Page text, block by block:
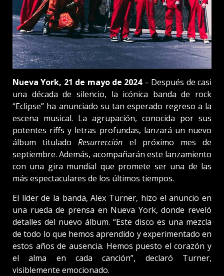
Nueva York, 21 de mayo de 2024– Después de casi
una década de silencio, la icónica banda de rock
“Eclipse” ha anunciado su tan esperado regreso a la
escena musical. La agrupación, conocida por sus
potentes riffs y letras profundas, lanzará un nuevo
álbum tituladoResurrección el próximo mes de
septiembre. Además, acompañarán este lanzamiento
con una gira mundial que promete ser una de las
más espectaculares de los últimos tiempos.
El líder de la banda, Alex Turner, hizo el anuncio en
una rueda de prensa en Nueva York, donde reveló
detalles del nuevo álbum. “Este disco es una mezcla
de todo lo que hemos aprendido y experimentado en
estos años de ausencia. Hemos puesto el corazón y
el alma en cada canción”, declaró Turner,
visiblemente emocionado.